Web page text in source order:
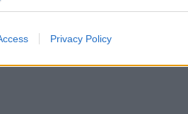
Privacy Policy